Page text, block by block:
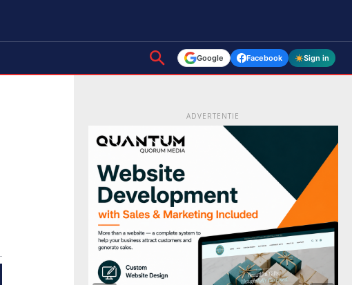
Google Facebook Sign in
ADVERTENTIE